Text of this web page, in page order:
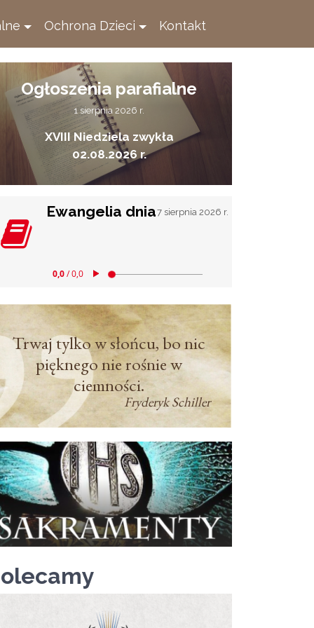
Ochrona Dzieci Kontakt
Ogłoszenia parafialne
1 sierpnia 2026 r.
XVIII Niedziela zwykła
02.08.2026 r.
Ewangelia dnia7 sierpnia 2026 r.
Trwaj tylko w słońcu, bo nic
pięknego nie rośnie w
ciemności.
Fryderyk Schiller